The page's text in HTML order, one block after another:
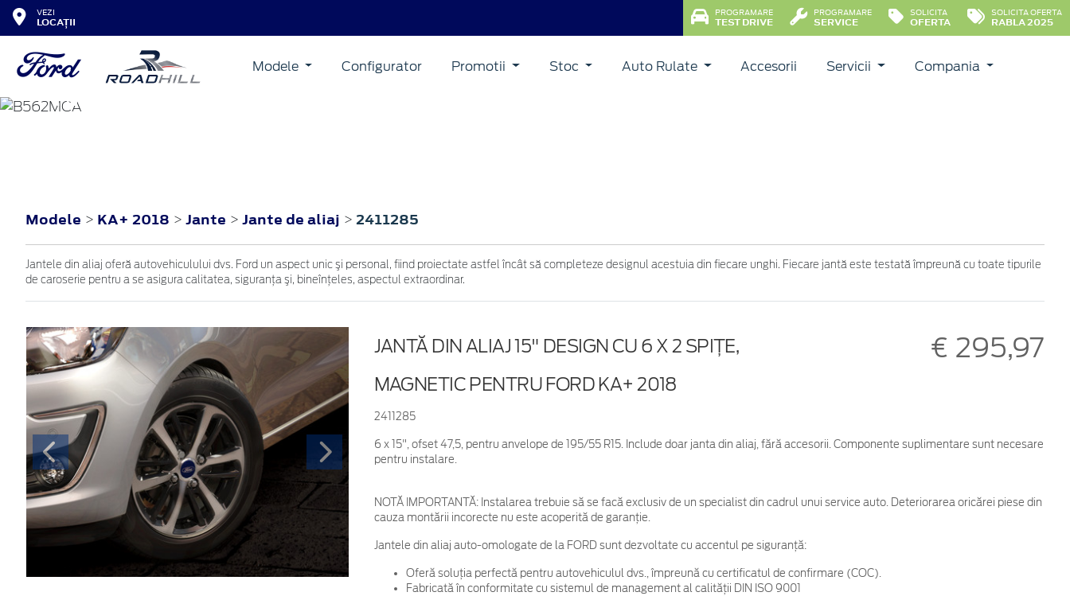
VEZI
LOCAȚII
PROGRAMARE
TEST DRIVE
PROGRAMARE
SERVICE
SOLICITA
OFERTA
SOLICITA OFERTA
RABLA 2025
Modele Configurator Promotii Stoc Auto Rulate Accesorii Servicii Compania
KA+
Modele > KA+ 2018 > Jante > Jante de aliaj > 2411285
Jantele din aliaj oferă autovehiculului dvs. Ford un aspect unic şi personal, fiind proiectate astfel încât să completeze designul acestuia din fiecare unghi. Fiecare jantă este testată împreună cu toate tipurile
de caroserie pentru a se asigura calitatea, siguranţa şi, bineînţeles, aspectul extraordinar.
JANTĂ DIN ALIAJ 15" DESIGN CU 6 X 2 SPIȚE,
MAGNETIC PENTRU FORD KA+ 2018
2411285
€ 295,97
6 x 15", ofset 47,5, pentru anvelope de 195/55 R15. Include doar janta din aliaj, fără accesorii. Componente suplimentare sunt necesare
pentru instalare.
NOTĂ IMPORTANTĂ:Instalarea trebuie să se facă exclusiv de un specialist din cadrul unui service auto. Deteriorarea oricărei piese din
cauza montării incorecte nu este acoperită de garanţie.
Jantele din aliaj auto-omologate de la FORD sunt dezvoltate cu accentul pe siguranță:
Oferă soluția perfectă pentru autovehiculul dvs., împreună cu certificatul de confirmare (COC).
Fabricată în conformitate cu sistemul de management al calității DIN ISO 9001